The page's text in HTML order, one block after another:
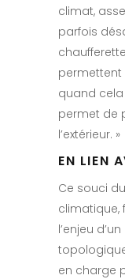
climat,
parfois
permettent
quand cela
permet de
l’extérieur. »
EN LIEN
Ce souci
climatique,
l’enjeu
en charge